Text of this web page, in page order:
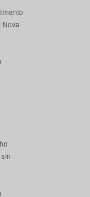
Nova
n